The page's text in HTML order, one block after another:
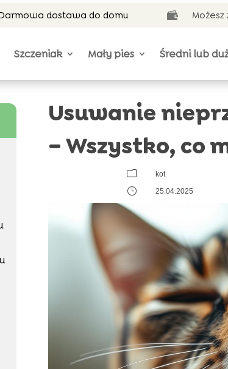
dostawa do domu 
Szczeniak Mały pies Średni lub
Usuwanie
– Wszystko, co
m kot
} 25.04.2025